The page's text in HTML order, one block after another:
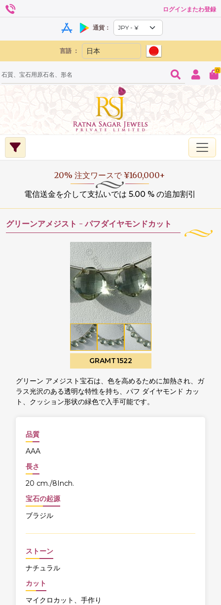
ログインまたわ登録
通貨：
言語 ：
0
20% 注文ワースで ¥160,000+
電信送金を介して支払いでは 5.00 % の追加割引
グリーンアメジスト - パフダイヤモンドカット
GRAMT1522
グリーン アメジスト宝石は、色を高めるために加熱され、ガ
ラス光沢のある透明な特性を持ち、パフ ダイヤモンド カッ
ト、クッション形状の緑色で入手可能です。
品質
AAA
長さ
20 cm./8Inch.
宝石の起源
ブラジル
ストーン
ナチュラル
カット
マイクロカット、手作り